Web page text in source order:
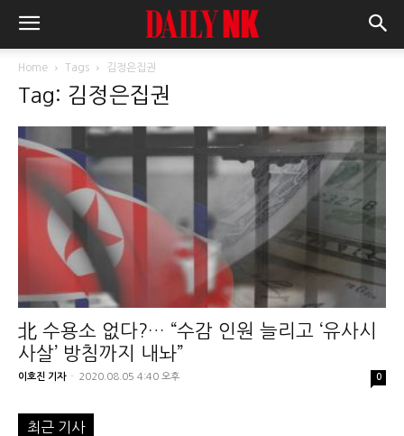
Home Tags 김정은집권
Tag: 김정은집권
北 수용소 없다?… “수감 인원 늘리고 ‘유사시
사살’ 방침까지 내놔”
이호진 기자 - 2020.08.05 4:40 오후 0
최근 기사